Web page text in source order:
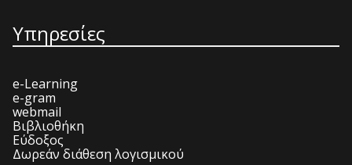
Υπηρεσίες
e-Learning
e-gram
webmail
Βιβλιοθήκη
Εύδοξος
Δωρεάν διάθεση λογισμικού